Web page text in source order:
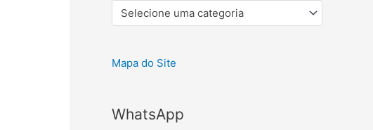
a
o
Selecione uma categoria
Mapa do Site
WhatsApp